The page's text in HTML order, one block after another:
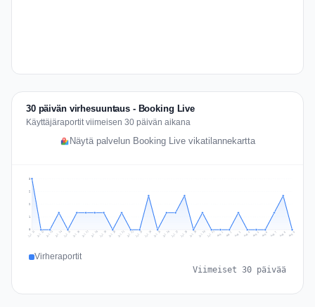
30 päivän virhesuuntaus - Booking Live
Käyttäjäraportit viimeisen 30 päivän aikana
Näytä palvelun Booking Live vikatilannekartta
1
2
2
3
Jul 11 Jul 12 Jul 13 Jul 14 Jul 15 Jul 16 Jul 17 Jul 18 Jul 19 Jul 20 Jul 21 Jul 22 Jul 23 Jul 24 Jul 25 Jul 26 Jul 27 Jul 28 Jul 29 Jul 30 Jul 31 Aug 1 Aug 2 Aug 3 Aug 4 Aug 5 Aug 6 Aug 7 Aug 8 Aug 9
Virheraportit
Viimeiset 30 päivää